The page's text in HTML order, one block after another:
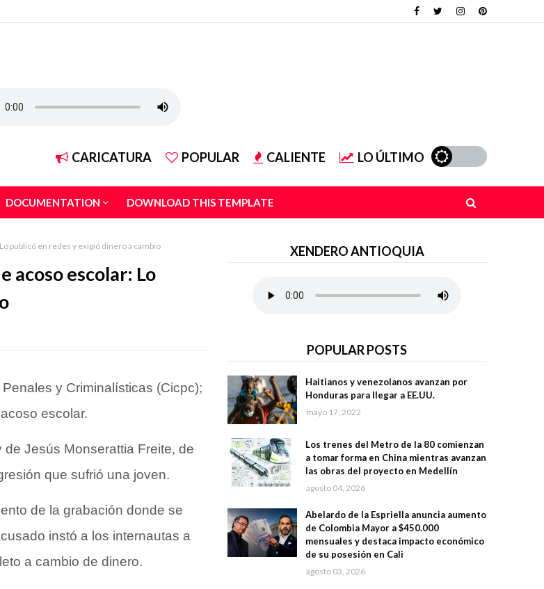
CARICATURA POPULAR CALIENTE LO ÚLTIMO
DOCUMENTATION DOWNLOAD THIS TEMPLATE
publicó en redes y exigió dinero a cambio
acoso escolar: Lo
y Criminalísticas (Cicpc);
escolar.
Jesús Monserattia Freite, de
que sufrió una joven.
de la grabación donde se
instó a los internautas a
a cambio de dinero.
XENDERO ANTIOQUIA
POPULAR POSTS
Haitianos y venezolanos avanzan por
Honduras para llegar a EE.UU.
mayo 17, 2022
Los trenes del Metro de la 80 comienzan
a tomar forma en China mientras avanzan
las obras del proyecto en Medellín
agosto 04, 2026
Abelardo de la Espriella anuncia aumento
de Colombia Mayor a $450.000
mensuales y destaca impacto económico
de su posesión en Cali
agosto 03, 2026